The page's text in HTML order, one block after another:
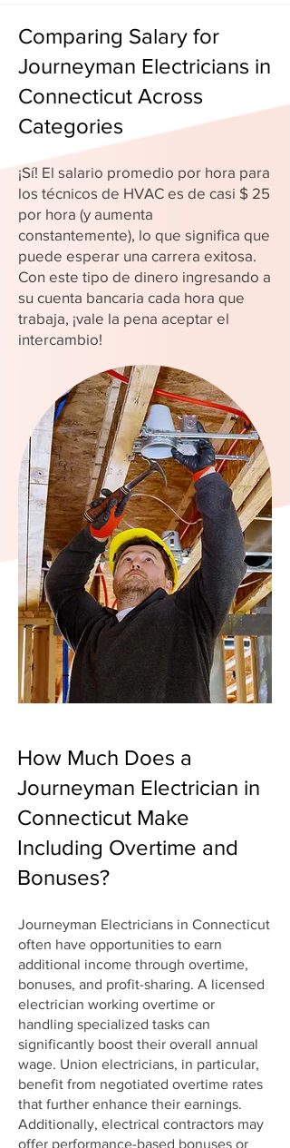
Comparing Salary for
Journeyman Electricians in
Connecticut Across
Categories
¡Sí! El salario promedio por hora para
los técnicos de HVAC es de casi $ 25
por hora (y aumenta
constantemente), lo que significa que
puede esperar una carrera exitosa.
Con este tipo de dinero ingresando a
su cuenta bancaria cada hora que
trabaja, ¡vale la pena aceptar el
intercambio!
How Much Does a
Journeyman Electrician in
Connecticut Make
Including Overtime and
Bonuses?
Journeyman Electricians in Connecticut
often have opportunities to earn
additional income through overtime,
bonuses, and profit-sharing. A licensed
electrician working overtime or
handling specialized tasks can
significantly boost their overall annual
wage. Union electricians, in particular,
benefit from negotiated overtime rates
that further enhance their earnings.
Additionally, electrical contractors may
offer performance-based bonuses or